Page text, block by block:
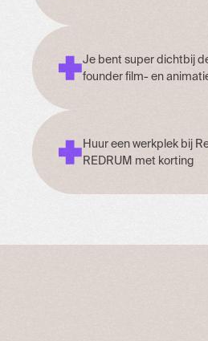
Je bent super dichtbij
founder film- en
Huur een werkplek bij
REDRUM met korting